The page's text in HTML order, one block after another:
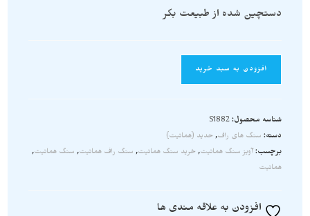
دستچین شده از طبیعت بکر
افزودن به سبد خرید
شناسه محصول:S1882
دسته: سنگ های راف, حدید (هماتیت)
برچسب: آویز سنگ هماتیت, خرید سنگ هماتیت, سنگ راف هماتیت, سنگ هماتیت,
هماتیت
افزودن به علاقه مندی ها